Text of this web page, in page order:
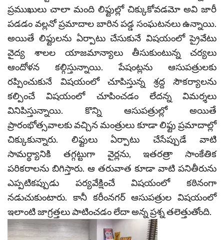
ప్రముఖులు చాలా మంది లిఫ్టుల్లో చిక్కుకోవడమో అవి జారీ
పడడం వల్లనో ప్రమాదాల బారిన పడ్డ సంఘటనలు ఉన్నాయి.
అయితే లిఫ్టులను ఏర్పాటు చేసుకునే విషయంలో ప్రైవేటు
వైద్య శాలల యాజమాన్యాలు తీసుకుంటున్న చర్యలు
ఆందోళన కల్గిస్తున్నాయి. పేషంట్లను ఆసుపత్రులకు
రప్పించుకునే విషయంలో చూపిస్తున్న శ్రద్ద సౌకర్యాలను
కల్పించే విషయంలో చూపించడం లేదన్న విమర్శలు
వినిపిస్తున్నాయి. కొన్ని ఆసుపత్రుల్లో అయితే
ప్రారంభోత్సవాలకు వచ్చిన మంత్రులు కూడా లిఫ్టు ప్రమాదాల్లో
చిక్కుకున్నారు. లిఫ్టులు ఏర్పాటు చేసేప్పుడే వాటి
సామర్థ్యానికి తగ్గట్టుగా వైర్లను, ఇతరత్రా సాంకేతిక
పరికరాలను బిగిస్తారు. ఆ తరువాత కూడా వాటి పనితీరును
ఎప్పటికప్పుడు పర్యవేక్షించే విషయంలో కఠినంగా
నడుచుకుంటారు. కానీ కరీంనగర్ ఆసుపత్రుల విషయంలో
ఇలాంటి జాగ్రత్తలు పాటించడం లేదా అన్న ప్రశ్న తలెత్తుతోంది.